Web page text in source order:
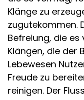
Klänge zu
zugutekommen.
Befreiung, die
Klängen, die der
Lebewesen
Freude zu
reinigen. Der